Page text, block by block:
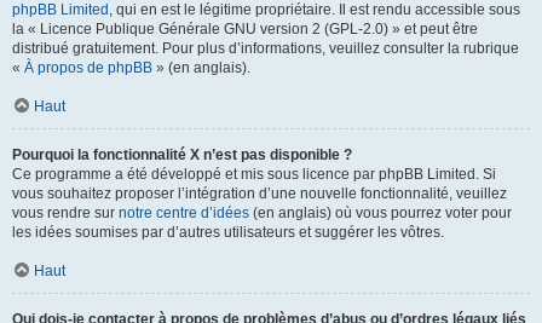
phpBB Limited , qui en est le légitime propriétaire. Il est rendu accessible sous
la « Licence Publique Générale GNU version 2 (GPL-2.0) » et peut être
distribué gratuitement. Pour plus d’informations, veuillez consulter la rubrique
« À propos de phpBB » (en anglais).
Haut
Pourquoi la fonctionnalité X n’est pas disponible ?
Ce programme a été développé et mis sous licence par phpBB Limited. Si
vous souhaitez proposer l’intégration d’une nouvelle fonctionnalité, veuillez
vous rendre sur notre centre d’idées (en anglais) où vous pourrez voter pour
les idées soumises par d’autres utilisateurs et suggérer les vôtres.
Haut
Qui dois-je contacter à propos de problèmes d’abus ou d’ordres légaux liés